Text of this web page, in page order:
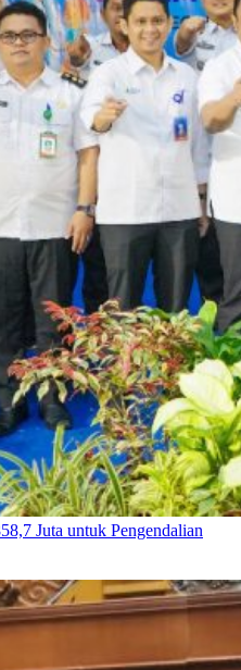
Juta untuk Pengendalian